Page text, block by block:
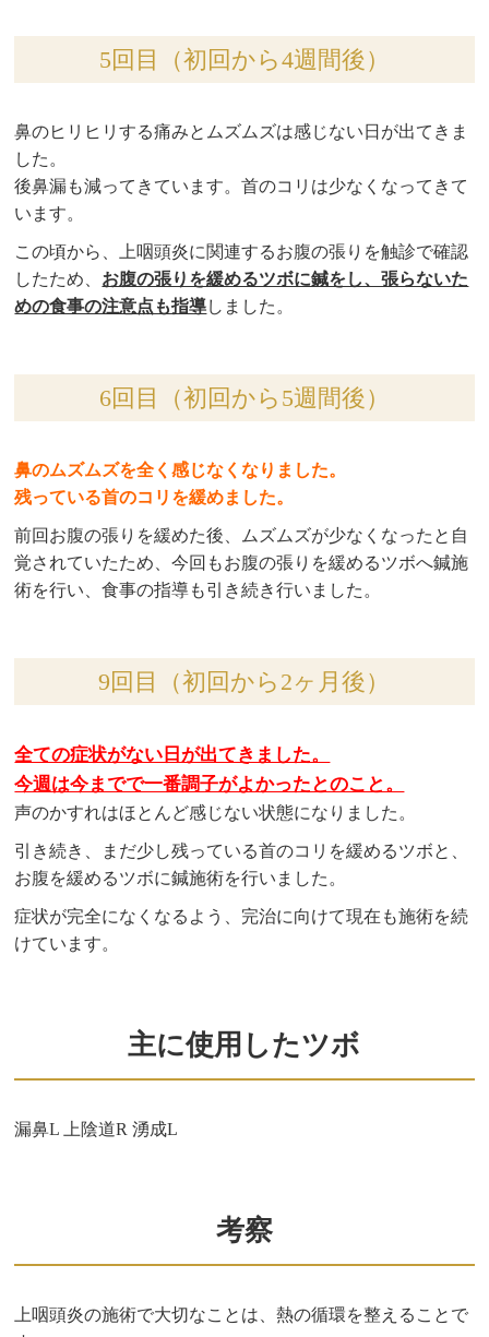
5回目（初回から4週間後）
鼻のヒリヒリする痛みとムズムズは感じない日が出てきま
した。
後鼻漏も減ってきています。首のコリは少なくなってきて
います。
この頃から、上咽頭炎に関連するお腹の張りを触診で確認
したため、 お腹の張りを緩めるツボに鍼をし、張らないた
めの食事の注意点も指導しました。
6回目（初回から5週間後）
鼻のムズムズを全く感じなくなりました。
残っている首のコリを緩めました。
前回お腹の張りを緩めた後、ムズムズが少なくなったと自
覚されていたため、今回もお腹の張りを緩めるツボへ鍼施
術を行い、食事の指導も引き続き行いました。
9回目（初回から2ヶ月後）
全ての症状がない日が出てきました。
今週は今までで一番調子がよかったとのこと。
声のかすれはほとんど感じない状態になりました。
引き続き、まだ少し残っている首のコリを緩めるツボと、
お腹を緩めるツボに鍼施術を行いました。
症状が完全になくなるよう、完治に向けて現在も施術を続
けています。
主に使用したツボ
漏鼻L 上陰道R 湧成L
考察
上咽頭炎の施術で大切なことは、熱の循環を整えることで